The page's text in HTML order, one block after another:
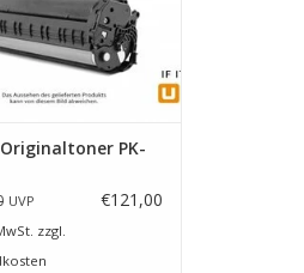
Originaltoner PK-
UVP €121,00
zzgl.